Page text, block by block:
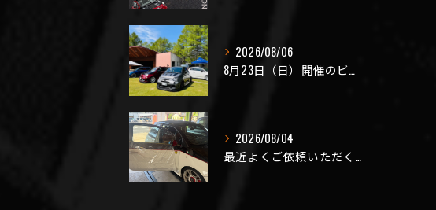
2026/08/06
8月23日（日）開催のビーナスラインを走ろうの会 夏の陣
2026/08/04
最近よくご依頼いただく、弊社おすすめメニュー！